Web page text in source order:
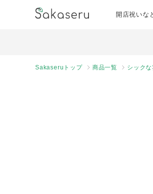
開店祝いな
Sakaseruトップ 商品一覧 シック